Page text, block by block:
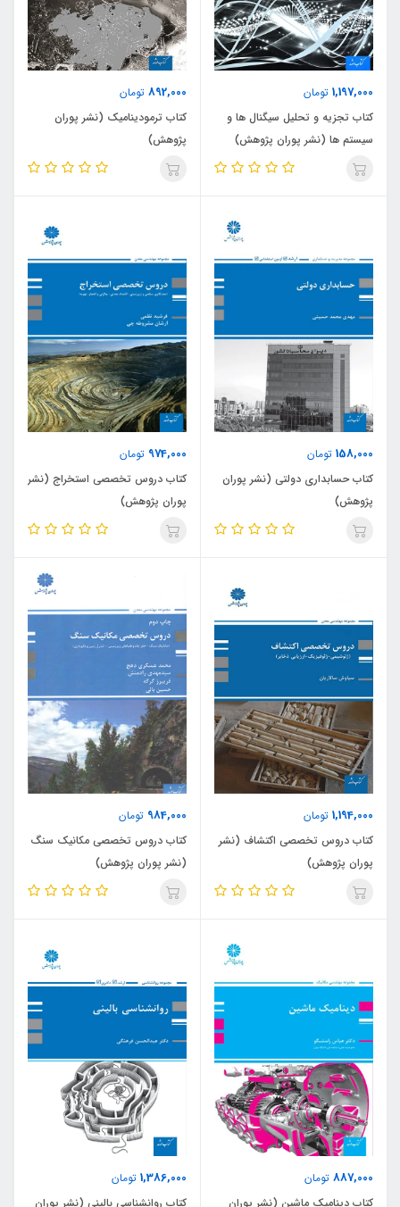
1,197,000 تومان
کتاب تجزیه و تحلیل سیگنال ها و
سیستم ها (نشر پوران پژوهش)
892,000 تومان
کتاب ترمودینامیک (نشر پوران
پژوهش)
158,000 تومان
کتاب حسابداری دولتی (نشر پوران
پژوهش)
974,000 تومان
کتاب دروس تخصصی استخراج (نشر
پوران پژوهش)
1,194,000 تومان
کتاب دروس تخصصی اکتشاف (نشر
پوران پژوهش)
984,000 تومان
کتاب دروس تخصصی مکانیک سنگ
(نشر پوران پژوهش)
887,000 تومان
کتاب دینامیک ماشین (نشر پوران
1,386,000 تومان
کتاب روانشناسی بالینی (نشر پوران